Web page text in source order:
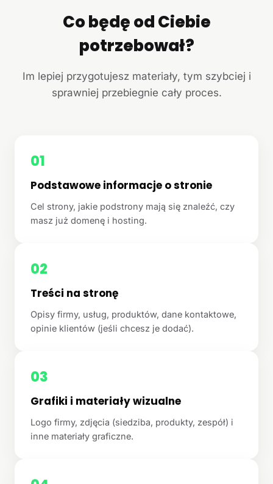
Co będę od Ciebie
potrzebował?
Im lepiej przygotujesz materiały, tym szybciej i
sprawniej przebiegnie cały proces.
01
Podstawowe informacje o stronie
Cel strony, jakie podstrony mają się znaleźć, czy
masz już domenę i hosting.
02
Treści na stronę
Opisy firmy, usług, produktów, dane kontaktowe,
opinie klientów (jeśli chcesz je dodać).
03
Grafiki i materiały wizualne
Logo firmy, zdjęcia (siedziba, produkty, zespół) i
inne materiały graficzne.